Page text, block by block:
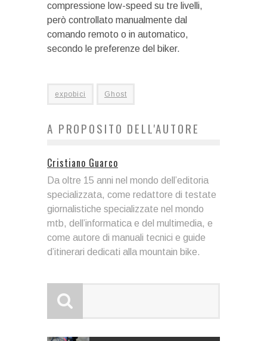
compressione low-speed su tre livelli,
però controllato manualmente dal
comando remoto o in automatico,
secondo le preferenze del biker.
expobici Ghost
A PROPOSITO DELL'AUTORE
Cristiano Guarco
Da oltre 15 anni nel mondo dell’editoria
specializzata, come redattore di testate
giornalistiche specializzate nel mondo
mtb, dell’informatica e del multimedia, e
come autore di manuali tecnici e guide
d’itinerari dedicati alla mountain bike.